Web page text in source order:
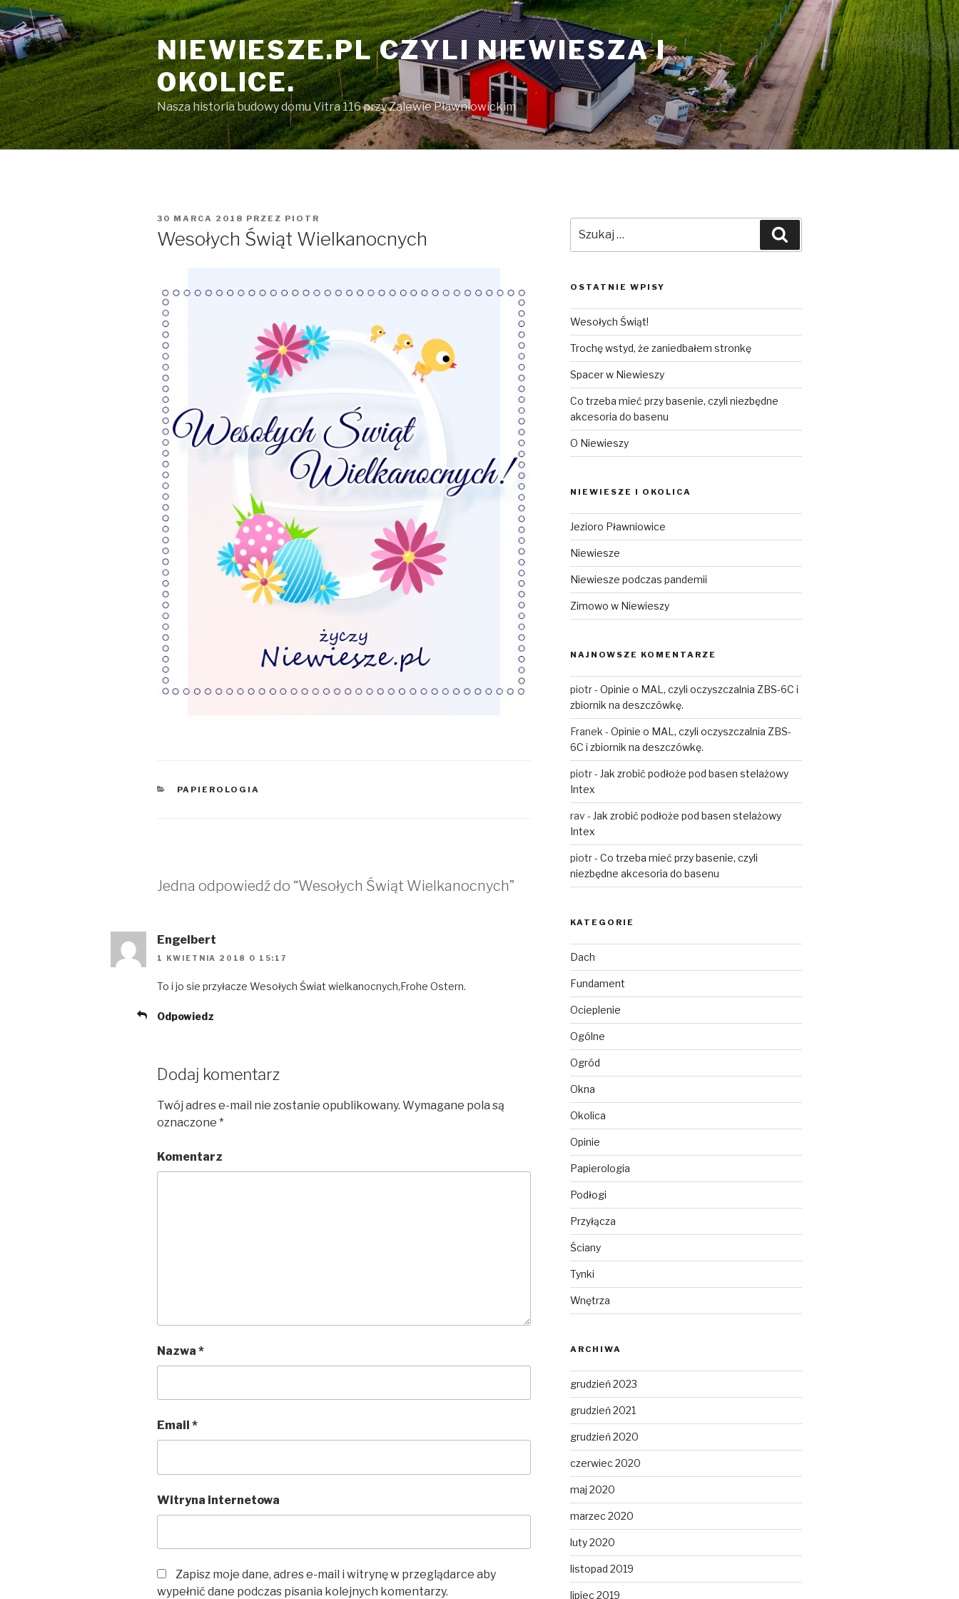
Przeskocz
do
treści
NIEWIESZE.PL CZYLI NIEWIESZA I
OKOLICE.
Nasza historia budowy domu Vitra 116 przy Zalewie Pławniowickim
OPUBLIKOWANE
W
30 MARCA 2018 PRZEZ PIOTR
Wesołych Świąt Wielkanocnych
KATEGORIE
PAPIEROLOGIA
Jedna odpowiedź do “Wesołych Świąt Wielkanocnych”
Engelbert
1 KWIETNIA 2018 O 15:17
To i jo sie przyłacze Wesołych Świat wielkanocnych,Frohe Ostern.
Odpowiedz
Dodaj komentarz
Twój adres e-mail nie zostanie opublikowany. Wymagane pola są
oznaczone *
Komentarz
Nazwa *
Email *
Witryna internetowa
Zapisz moje dane, adres e-mail i witrynę w przeglądarce aby
wypełnić dane podczas pisania kolejnych komentarzy.
OSTATNIE WPISY
Wesołych Świąt!
Trochę wstyd, że zaniedbałem stronkę
Spacer w Niewieszy
Co trzeba mieć przy basenie, czyli niezbędne
akcesoria do basenu
O Niewieszy
NIEWIESZE I OKOLICA
Jezioro Pławniowice
Niewiesze
Niewiesze podczas pandemii
Zimowo w Niewieszy
NAJNOWSZE KOMENTARZE
piotr- Opinie o MAL, czyli oczyszczalnia ZBS-6C i
zbiornik na deszczówkę.
Franek - Opinie o MAL, czyli oczyszczalnia ZBS-
6C i zbiornik na deszczówkę.
piotr- Jak zrobić podłoże pod basen stelażowy
Intex
rav- Jak zrobić podłoże pod basen stelażowy
Intex
piotr- Co trzeba mieć przy basenie, czyli
niezbędne akcesoria do basenu
KATEGORIE
Dach
Fundament
Ocieplenie
Ogólne
Ogród
Okna
Okolica
Opinie
Papierologia
Podłogi
Przyłącza
Ściany
Tynki
Wnętrza
ARCHIWA
grudzień 2023
grudzień 2021
grudzień 2020
czerwiec 2020
maj 2020
marzec 2020
luty 2020
listopad 2019
lipiec 2019